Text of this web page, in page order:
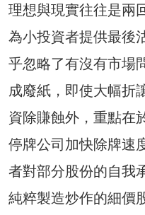
理想與現實往往是兩
為小投資者提供最後
乎忽略了有沒有市場
成廢紙，即使大幅折
資除賺蝕外，重點在
停牌公司加快除牌速
者對部分股份的自我
純粹製造炒作的細價